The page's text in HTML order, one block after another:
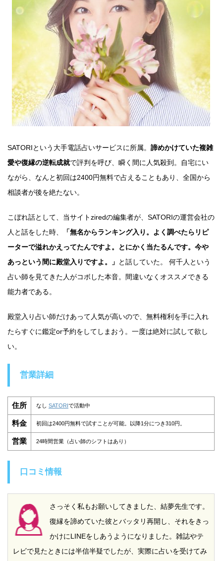
SATORIという大手電話占いサービスに所属。 諦めかけていた複雑
愛や復縁の逆転成就で評判を呼び、瞬く間に人気殺到。自宅にい
ながら、なんと初回は2400円無料で占えることもあり、全国から
相談者が後を絶たない。
こぼれ話として、当サイトziredの編集者が、SATORIの運営会社の
人と話をした時、
「無名からランキング入り。よく調べたらリピ
ーターで溢れかえってたんですよ。とにかく当たるんです。今や
あっという間に殿堂入りですよ。」 と話していた。 何千人という
占い師を見てきた人がコボした本音。間違いなくオススメできる
能力者である。
殿堂入り占い師だけあって人気が高いので、無料権利を手に入れ
たらすぐに鑑定or予約をしてしまおう。一度は絶対に試して欲し
い。
営業詳細
住所 なし SATORIで活動中
料金 初回は2400円無料で試すことが可能。以降1分につき310円。
営業 24時間営業（占い師のシフトはあり）
口コミ情報
さっそく私もお願いしてきました、結夢先生です。
復縁を諦めていた彼とバッタリ再開し、それをきっ
かけにLINEをしあうようになりました。雑誌やテ
レビで見たときには半信半疑でしたが、実際に占いを受けてみ